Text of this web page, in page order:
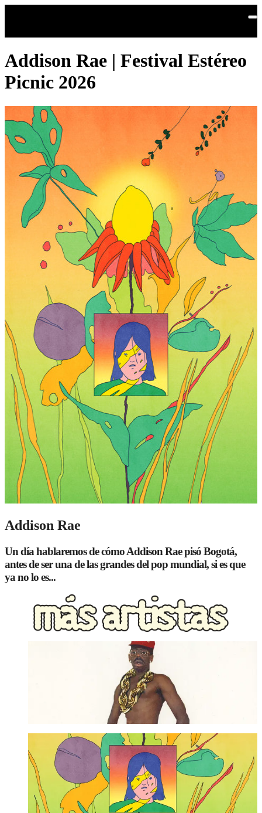
Addison Rae | Festival Estéreo
Picnic 2026
Addison Rae
Un día hablaremos de cómo Addison Rae pisó Bogotá,
antes de ser una de las grandes del pop mundial, si es que
ya no lo es...
The Killers
Ver más ➜